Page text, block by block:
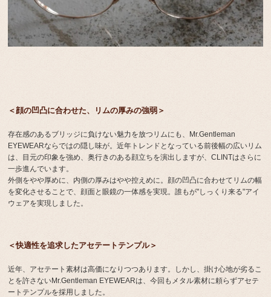
＜顔の凹凸に合わせた、リムの厚みの強弱＞
存在感のあるブリッジに負けない魅力を放つリムにも、Mr.Gentleman
EYEWEARならではの隠し味が。近年トレンドとなっている前後幅の広いリム
は、目元の印象を強め、奥行きのある顔立ちを演出しますが、CLINTはさらに
一歩進んでいます。
外側をやや厚めに、内側の厚みはやや控えめに。顔の凹凸に合わせてリムの幅
を変化させることで、顔面と眼鏡の一体感を実現。誰もが"しっくり来る"アイ
ウェアを実現しました。
＜快適性を追求したアセテートテンプル＞
近年、アセテート素材は高価になりつつあります。しかし、掛け心地が劣るこ
とを許さないMr.Gentleman EYEWEARは、今回もメタル素材に頼らずアセテ
ートテンプルを採用しました。